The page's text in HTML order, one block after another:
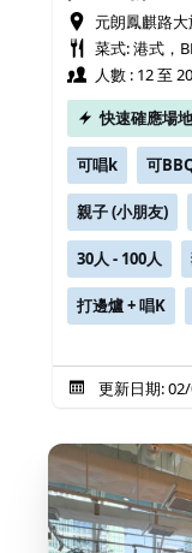
元朗鳳麒路
菜式: 港式，
人數 : 12 至
快速確應場地
可唱k 可
親子 (小朋友)
30人 - 100人
打邊爐 + 唱K
更新日期: